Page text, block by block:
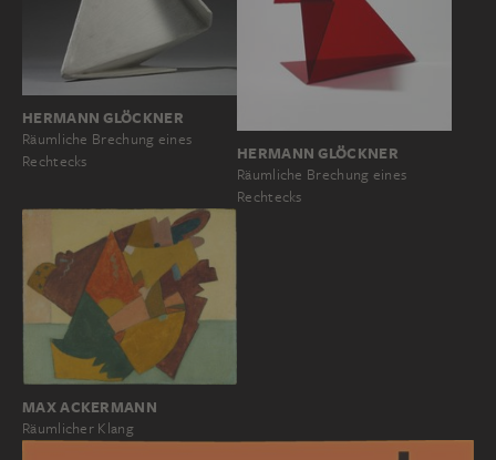
HERMANN GLÖCKNER
Räumliche Brechung eines
Rechtecks
HERMANN GLÖCKNER
Räumliche Brechung eines
Rechtecks
MAX ACKERMANN
Räumlicher Klang